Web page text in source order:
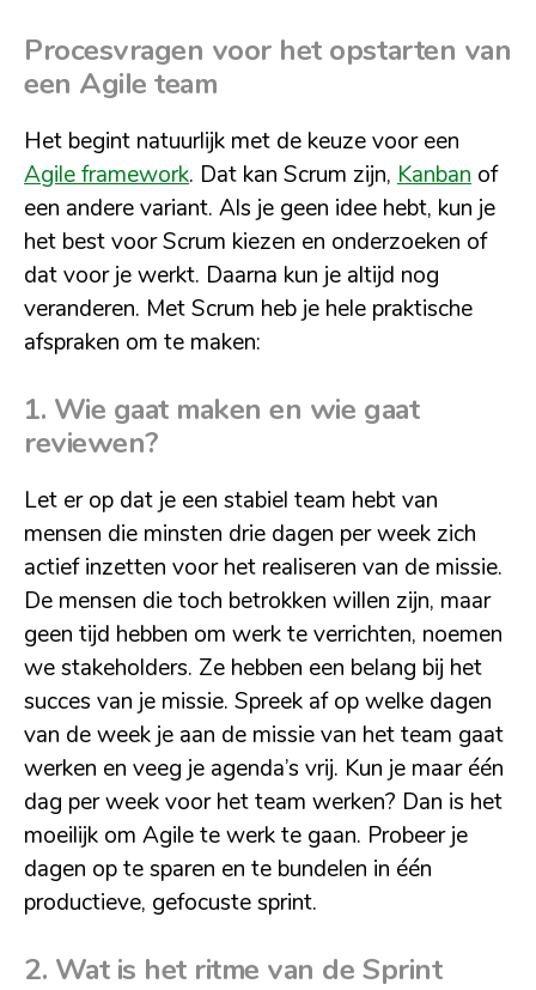
Procesvragen voor het opstarten van
een Agile team
Het begint natuurlijk met de keuze voor een
Agile framework. Dat kan Scrum zijn, Kanban of
een andere variant. Als je geen idee hebt, kun je
het best voor Scrum kiezen en onderzoeken of
dat voor je werkt. Daarna kun je altijd nog
veranderen. Met Scrum heb je hele praktische
afspraken om te maken:
1. Wie gaat maken en wie gaat
reviewen?
Let er op dat je een stabiel team hebt van
mensen die minsten drie dagen per week zich
actief inzetten voor het realiseren van de missie.
De mensen die toch betrokken willen zijn, maar
geen tijd hebben om werk te verrichten, noemen
we stakeholders. Ze hebben een belang bij het
succes van je missie. Spreek af op welke dagen
van de week je aan de missie van het team gaat
werken en veeg je agenda’s vrij. Kun je maar één
dag per week voor het team werken? Dan is het
moeilijk om Agile te werk te gaan. Probeer je
dagen op te sparen en te bundelen in één
productieve, gefocuste sprint.
2. Wat is het ritme van de Sprint